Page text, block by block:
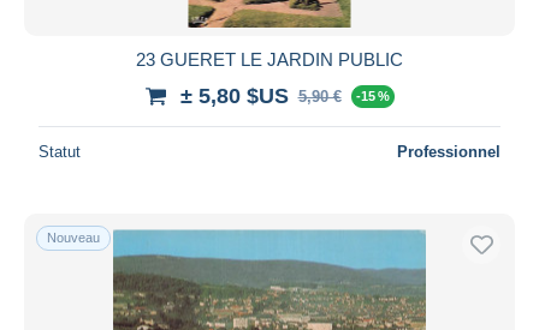
23 GUERET LE JARDIN PUBLIC
± 5,80 $US 5,90 € -15 %
Statut Professionnel
Nouveau